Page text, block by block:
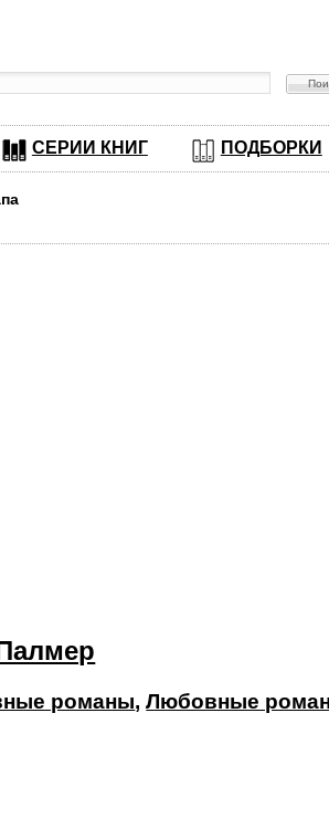
СЕРИИ КНИГ ПОДБОРКИ
романы,Любовные